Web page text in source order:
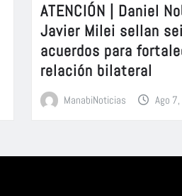
ATENCIÓN | Daniel
Javier Milei sellan
acuerdos para
relación bilateral
ManabiNoticias Ago